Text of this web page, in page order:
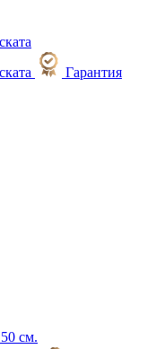
Гарантия